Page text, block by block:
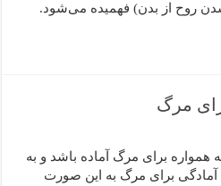
روح از بدن) فهمیده می‌شود.
مرگ
برای مرگ آماده باشد و به
آمادگی برای مرگ به این صورت